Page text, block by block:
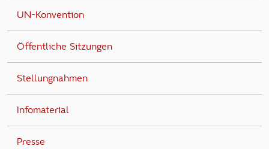
UN-Konvention
Öffentliche Sitzungen
Stellungnahmen
Infomaterial
Presse